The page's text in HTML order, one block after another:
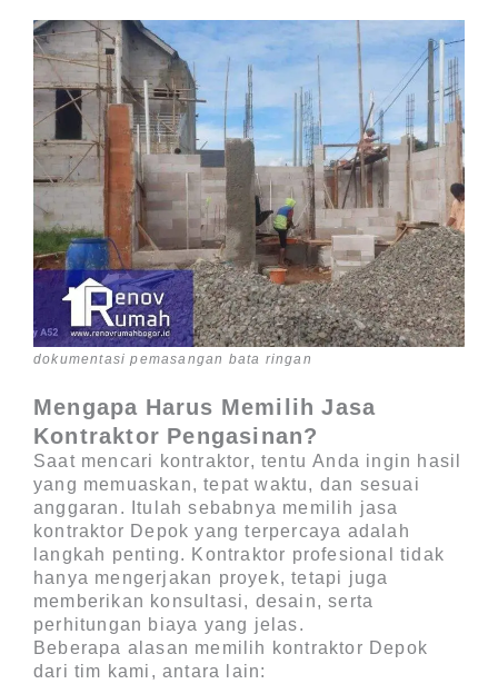
dokumentasi pemasangan bata ringan
Mengapa Harus Memilih Jasa
Kontraktor Pengasinan?
Saat mencari kontraktor, tentu Anda ingin hasil
yang memuaskan, tepat waktu, dan sesuai
anggaran. Itulah sebabnya memilih jasa
kontraktor Depok yang terpercaya adalah
langkah penting. Kontraktor profesional tidak
hanya mengerjakan proyek, tetapi juga
memberikan konsultasi, desain, serta
perhitungan biaya yang jelas.
Beberapa alasan memilih kontraktor Depok
dari tim kami, antara lain: